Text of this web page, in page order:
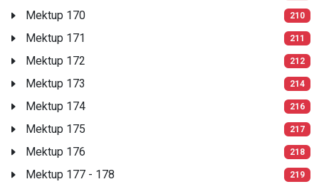
Mektup 170 210
Mektup 171 211
Mektup 172 212
Mektup 173 214
Mektup 174 216
Mektup 175 217
Mektup 176 218
Mektup 177 - 178 219